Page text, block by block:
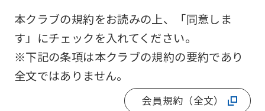
本クラブの規約をお読みの上、「同意しま
す」にチェックを入れてください。
※下記の条項は本クラブの規約の要約であり
全文ではありません。
会員規約（全文）